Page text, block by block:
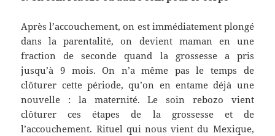
Après l’accouchement, on est immédiatement plongé
dans la parentalité, on devient maman en une
fraction de seconde quand la grossesse a pris
jusqu’à 9 mois. On n’a même pas le temps de
clôturer cette période, qu’on en entame déjà une
nouvelle : la maternité. Le soin rebozo vient
clôturer ces étapes de la grossesse et de
l’accouchement. Rituel qui nous vient du Mexique,